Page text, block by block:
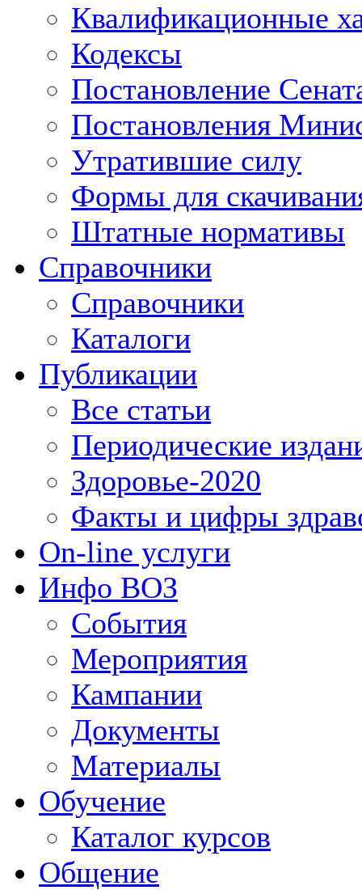
Квалификационные
Кодексы
Постановление
Постановления
Утратившие силу
Формы для
Штатные нормативы
Справочники
Справочники
Каталоги
Публикации
Все статьи
Периодические
Здоровье-2020
Факты и цифры
On-line услуги
Инфо ВОЗ
События
Мероприятия
Кампании
Документы
Материалы
Обучение
Каталог курсов
Общение